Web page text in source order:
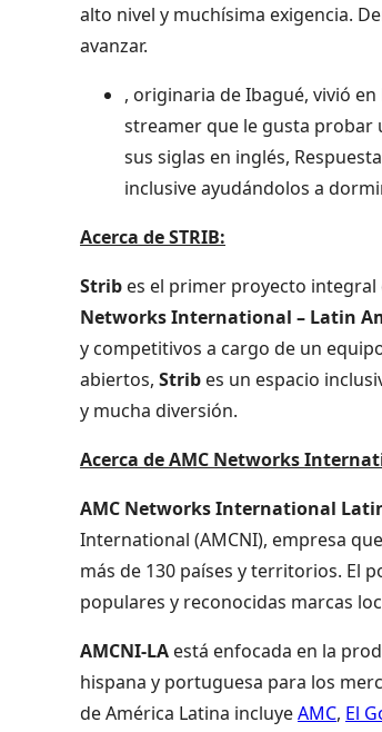
alto nivel y muchísima exigencia.
avanzar.
, originaria de Ibagué, vivió
streamer que le gusta probar
sus siglas en inglés,
inclusive ayudándolos a
Acerca de STRIB:
Strib es el primer proyecto integral
Networks International – Latin
y competitivos a cargo de un
abiertos, Strib es un espacio
y mucha diversión.
Acerca de AMC Networks
AMC Networks International
International (AMCNI), empresa
más de 130 países y territorios. El
populares y reconocidas marcas
AMCNI-LA está enfocada en la
hispana y portuguesa para los
de América Latina incluyeAMC, El